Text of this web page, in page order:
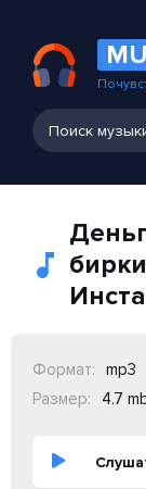
Формат: mp3
Размер:
4.7